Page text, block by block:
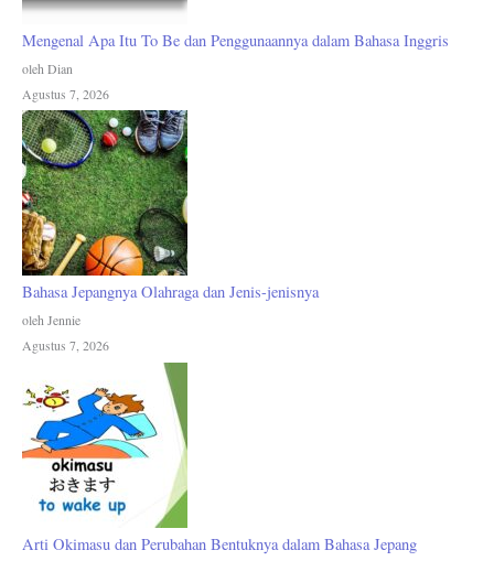
Mengenal Apa Itu To Be dan Penggunaannya dalam Bahasa Inggris
oleh Dian
Agustus 7, 2026
Bahasa Jepangnya Olahraga dan Jenis-jenisnya
oleh Jennie
Agustus 7, 2026
Arti Okimasu dan Perubahan Bentuknya dalam Bahasa Jepang